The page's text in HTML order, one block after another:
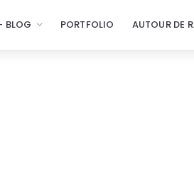
BLOG PORTFOLIO AUTOUR DE